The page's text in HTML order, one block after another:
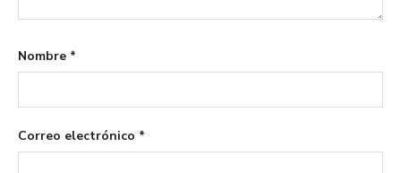
Nombre *
Correo electrónico *